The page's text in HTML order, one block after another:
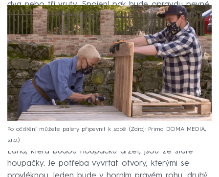
dva nebo tři vruty. Spojení pak bude opravdu pevné.
Po očištění můžete palety připevnit k sobě
Zdroj: Prima DOMA MEDIA,
s.r.o.
Lana, která budou houpačku držet, jsou ze staré
houpačky. Je potřeba vyvrtat otvory, kterými se